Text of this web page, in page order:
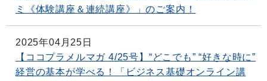
ミ《体験講座＆連続講座》」のご案内！
2025年04月25日
【ココプラメルマガ 4/25号】“どこでも” “好きな時に”
経営の基本が学べる！「ビジネス基礎オンライン講